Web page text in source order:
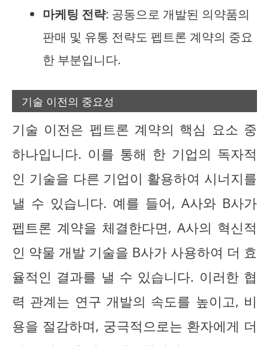
마케팅 전략: 공동으로 개발된 의약품의
판매 및 유통 전략도 펩트론 계약의 중요
한 부분입니다.
기술 이전의 중요성
기술 이전은 펩트론 계약의 핵심 요소 중
하나입니다. 이를 통해 한 기업의 독자적
인 기술을 다른 기업이 활용하여 시너지를
낼 수 있습니다. 예를 들어, A사와 B사가
펩트론 계약을 체결한다면, A사의 혁신적
인 약물 개발 기술을 B사가 사용하여 더 효
율적인 결과를 낼 수 있습니다. 이러한 협
력 관계는 연구 개발의 속도를 높이고, 비
용을 절감하며, 궁극적으로는 환자에게 더